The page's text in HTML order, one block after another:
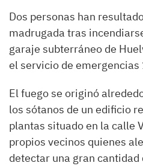
Dos personas han
madrugada tras
garaje subterráneo de
el servicio de
El fuego se originó
los sótanos de un edificio
plantas situado en la calle
propios vecinos quienes
detectar una gran